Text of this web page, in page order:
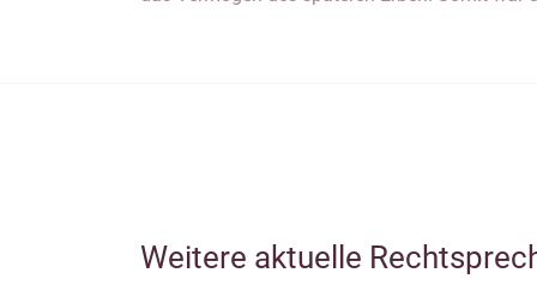
Weitere aktuelle